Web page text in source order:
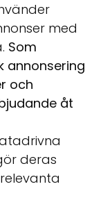
med
Som
annonsering
och
åt
deras